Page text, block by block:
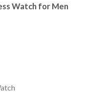
Watch for Men